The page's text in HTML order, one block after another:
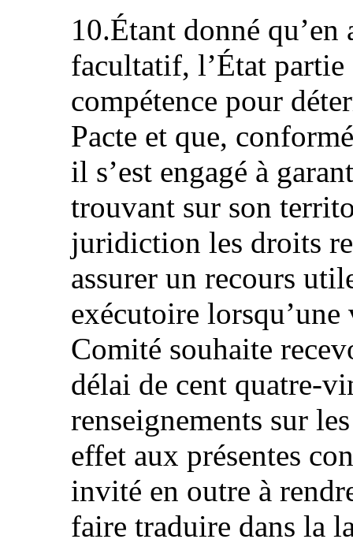
10.Étant donné
facultatif, l’État
compétence pour
Pacte et que,
il s’est engagé à
trouvant sur son
juridiction les droits
assurer un recours
exécutoire
Comité souhaite
délai de cent quatre-
renseignements sur
effet aux présentes
invité en outre à
faire traduire dans la